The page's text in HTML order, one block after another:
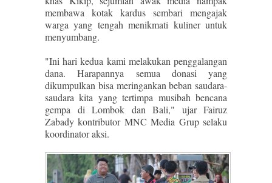
membawa kotak kardus sembari mengajak
warga yang tengah menikmati kuliner untuk
menyumbang.
"Ini hari kedua kami melakukan penggalangan
dana. Harapannya semua donasi yang
dikumpulkan bisa meringankan beban saudara-
saudara kita yang tertimpa musibah bencana
gempa di Lombok dan Bali," ujar Fairuz
Zabady kontributor MNC Media Grup selaku
koordinator aksi.